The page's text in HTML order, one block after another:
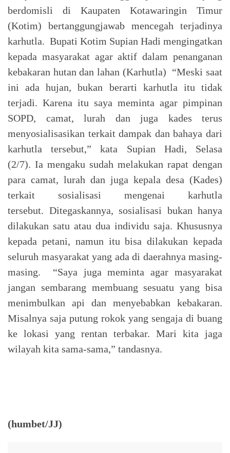
berdomisli di Kaupaten Kotawaringin Timur
(Kotim) bertanggungjawab mencegah terjadinya
karhutla. Bupati Kotim Supian Hadi mengingatkan
kepada masyarakat agar aktif dalam penanganan
kebakaran hutan dan lahan (Karhutla) “Meski saat
ini ada hujan, bukan berarti karhutla itu tidak
terjadi. Karena itu saya meminta agar pimpinan
SOPD, camat, lurah dan juga kades terus
menyosialisasikan terkait dampak dan bahaya dari
karhutla tersebut,” kata Supian Hadi, Selasa
(2/7). Ia mengaku sudah melakukan rapat dengan
para camat, lurah dan juga kepala desa (Kades)
terkait sosialisasi mengenai karhutla
tersebut. Ditegaskannya, sosialisasi bukan hanya
dilakukan satu atau dua individu saja. Khususnya
kepada petani, namun itu bisa dilakukan kepada
seluruh masyarakat yang ada di daerahnya masing-
masing. “Saya juga meminta agar masyarakat
jangan sembarang membuang sesuatu yang bisa
menimbulkan api dan menyebabkan kebakaran.
Misalnya saja putung rokok yang sengaja di buang
ke lokasi yang rentan terbakar. Mari kita jaga
wilayah kita sama-sama,” tandasnya.
(humbet/JJ)